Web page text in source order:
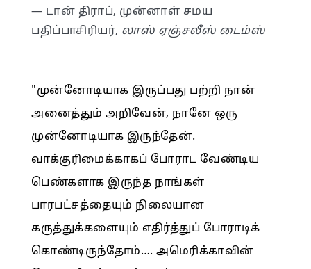
— டான் திராப், முன்னாள் சமய
பதிப்பாசிரியர், லாஸ் ஏஞ்சலீஸ் டைம்ஸ்
"முன்னோடியாக இருப்பது பற்றி நான்
அனைத்தும் அறிவேன், நானே ஒரு
முன்னோடியாக இருந்தேன்.
வாக்குரிமைக்காகப் போராட வேண்டிய
பெண்களாக இருந்த நாங்கள்
பாரபட்சத்தையும் நிலையான
கருத்துக்களையும் எதிர்த்துப் போராடிக்
கொண்டிருந்தோம்…. அமெரிக்காவின்